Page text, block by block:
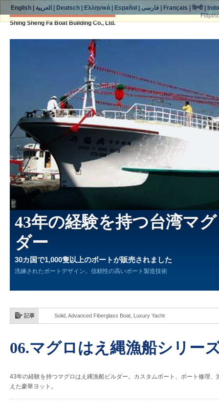
Shing Sheng Fa Boat Building Co., Ltd.
43年の経験を持つ台湾マ
ダー
30カ国で1,000隻以上のボートが販売されました
洗練されたボートデザイン。信頼性の高いボート製造技術
記事 Solid, Advanced Fiberglass Boat, Luxury Yacht
06.マグロはえ縄漁船シリー
43年の経験を持つマグロはえ縄漁船ビルダー。カスタムボート、ボート修理
えた豪華ヨット。
English| العربية Deutsch| Ελληνικά| Español فارسی| Français हिन्दी|